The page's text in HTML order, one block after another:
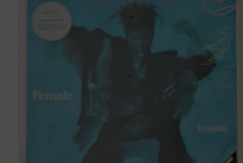
wishlist